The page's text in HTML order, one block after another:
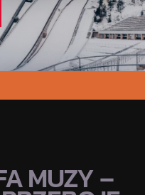
MUZY –